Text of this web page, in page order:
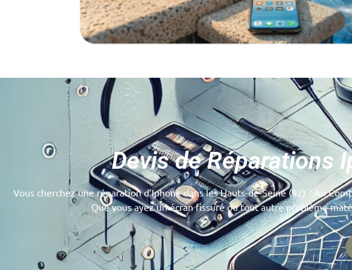
Devis de Réparations
Vous cherchez une réparation d’Iphone dans les Hauts-de-Seine (92) ? Au
Que vous ayez un écran fissuré ou tout autre problème